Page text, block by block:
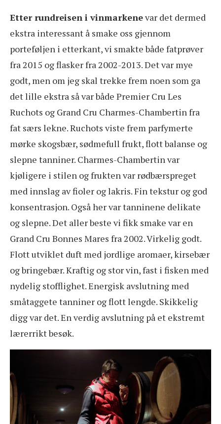
Etter rundreisen i vinmarkenevar det dermed
ekstra interessant å smake oss gjennom
porteføljen i etterkant, vi smakte både fatprøver
fra 2015 og flasker fra 2002-2013. Det var mye
godt, men om jeg skal trekke frem noen som ga
det lille ekstra så var både Premier Cru Les
Ruchots og Grand Cru Charmes-Chambertin fra
fat særs lekne. Ruchots viste frem parfymerte
mørke skogsbær, sødmefull frukt, flott balanse og
slepne tanniner. Charmes-Chambertin var
kjøligere i stilen og frukten var rødbærspreget
med innslag av fioler og lakris. Fin tekstur og god
konsentrasjon. Også her var tanninene delikate
og slepne. Det aller beste vi fikk smake var en
Grand Cru Bonnes Mares fra 2002. Virkelig godt.
Flott utviklet duft med jordlige aromaer, kirsebær
og bringebær. Kraftig og stor vin, fast i fisken med
nydelig stofflighet. Energisk avslutning med
småtaggete tanniner og flott lengde. Skikkelig
digg var det. En verdig avslutning på et ekstremt
lærerrikt besøk.